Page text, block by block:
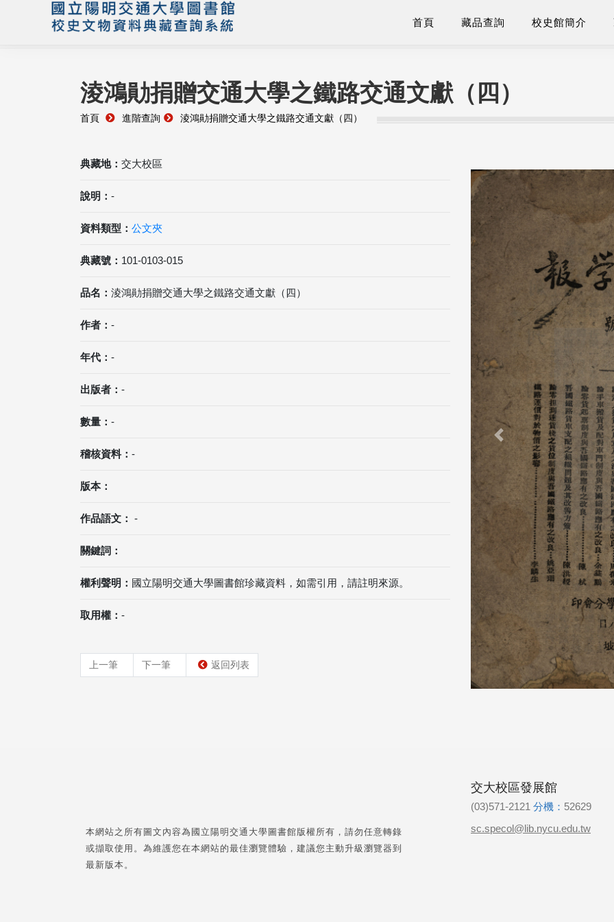
首頁 藏品查詢 校史館簡介
淩鴻勛捐贈交通大學之鐵路交通文獻（四）
首頁 進階查詢 淩鴻勛捐贈交通大學之鐵路交通文獻（四）
典藏地： 交大校區
說明： -
資料類型： 公文夾
典藏號： 101-0103-015
品名： 淩鴻勛捐贈交通大學之鐵路交通文獻（四）
作者： -
年代： -
出版者： -
數量： -
稽核資料： -
版本：
作品語文： -
關鍵詞：
權利聲明： 國立陽明交通大學圖書館珍藏資料，如需引用，請註明來源。
取用權： -
上一筆 下一筆 返回列表
Previous
本網站之所有圖文內容為國立陽明交通大學圖書館版權所有，請勿任意轉錄
或擷取使用。為維護您在本網站的最佳瀏覽體驗，建議您主動升級瀏覽器到
最新版本。
交大校區發展館
(03)571-2121 分機： 52629
sc.specol@lib.nycu.edu.tw